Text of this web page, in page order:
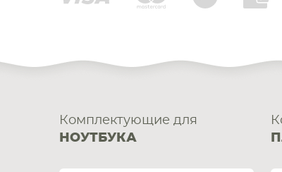
Комплектующие для
НОУТБУКА